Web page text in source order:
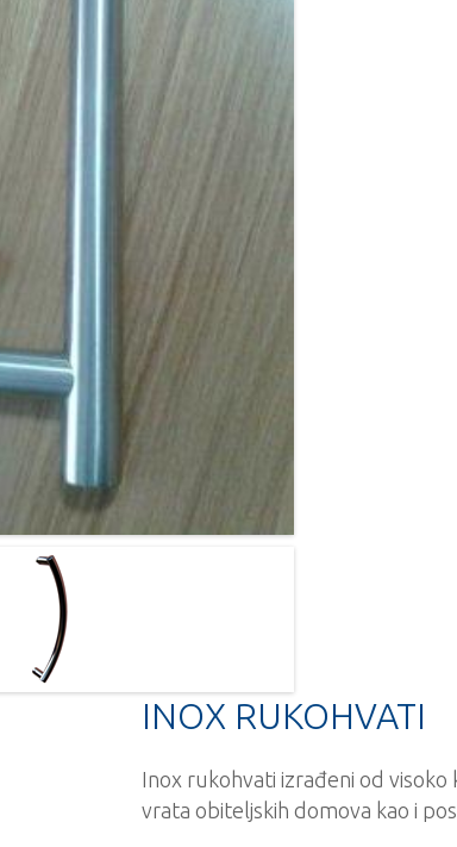
INOX RUKOHVATI
Inox rukohvati izrađeni od
vrata obiteljskih domova kao i